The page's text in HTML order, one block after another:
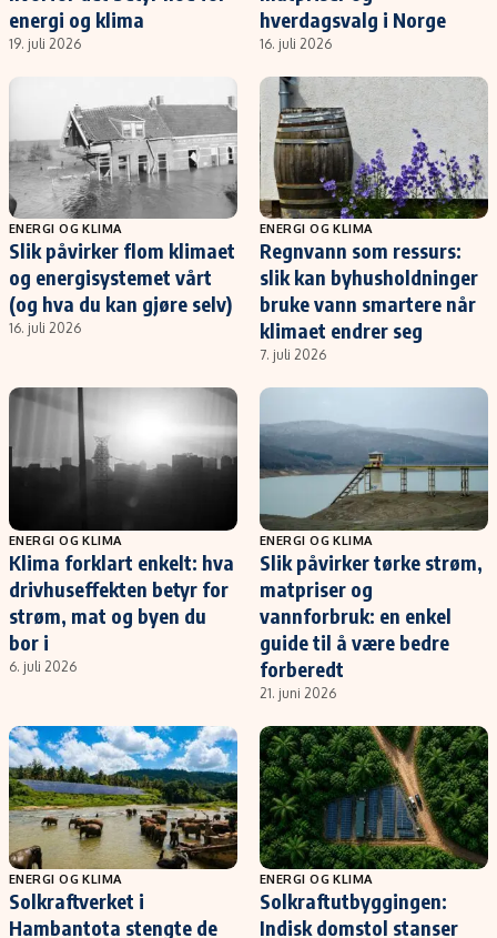
energi og klima
19. juli 2026
hverdagsvalg i Norge
16. juli 2026
ENERGI OG KLIMA
Slik påvirker flom klimaet
og energisystemet vårt
(og hva du kan gjøre selv)
16. juli 2026
ENERGI OG KLIMA
Regnvann som ressurs:
slik kan byhusholdninger
bruke vann smartere når
klimaet endrer seg
7. juli 2026
ENERGI OG KLIMA
Klima forklart enkelt: hva
drivhuseffekten betyr for
strøm, mat og byen du
bor i
6. juli 2026
ENERGI OG KLIMA
Slik påvirker tørke strøm,
matpriser og
vannforbruk: en enkel
guide til å være bedre
forberedt
21. juni 2026
ENERGI OG KLIMA
Solkraftverket i
Hambantota stengte de
ENERGI OG KLIMA
Solkraftutbyggingen:
Indisk domstol stanser